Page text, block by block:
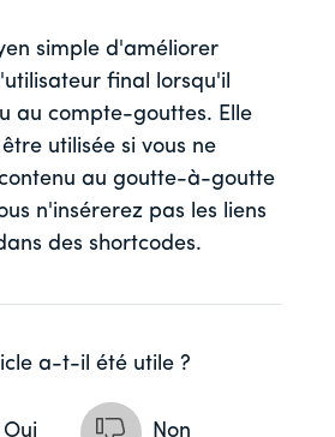
simple d'améliorer
final lorsqu'il
au compte-gouttes. Elle
utilisée si vous ne
au goutte-à-goutte
n'insérerez pas les liens
des shortcodes.
a-t-il été utile ?
Oui Non